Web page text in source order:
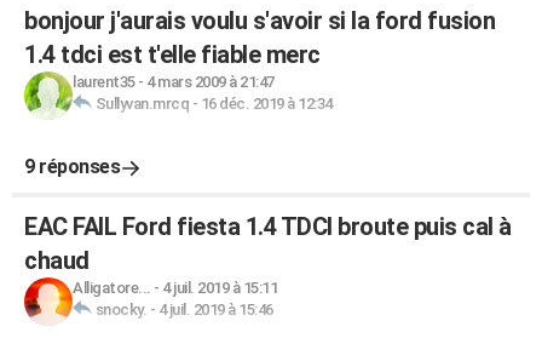
bonjour j'aurais voulu s'avoir si la ford fusion
1.4 tdci est t'elle fiable merc
laurent35- 4 mars 2009 à 21:47
Sullyvan.mrcq - 16 déc. 2019 à 12:34
9 réponses
EAC FAIL Ford fiesta 1.4 TDCI broute puis cal à
chaud
Alligatore... - 4 juil. 2019 à 15:11
snocky. - 4 juil. 2019 à 15:46